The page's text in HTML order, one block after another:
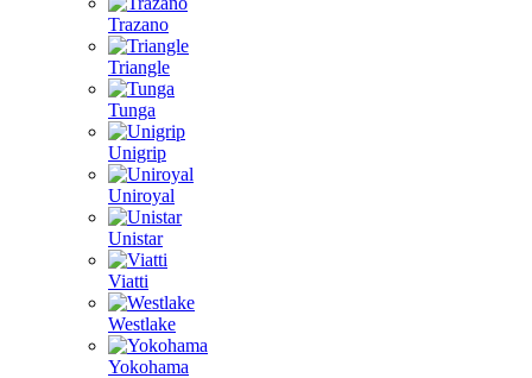
Trazano
Triangle
Tunga
Unigrip
Uniroyal
Unistar
Viatti
Westlake
Yokohama